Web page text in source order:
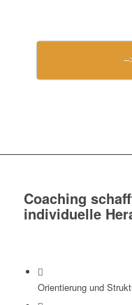
--
Coaching
individuelle
Orientierung und